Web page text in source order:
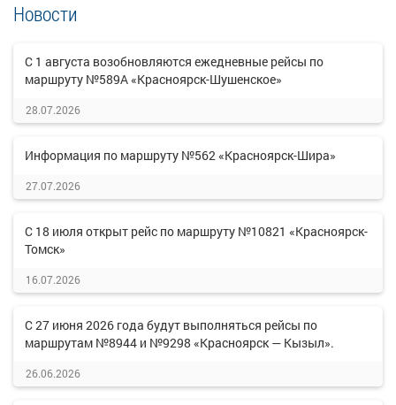
Новости
С 1 августа возобновляются ежедневные рейсы по
маршруту №589А «Красноярск-Шушенское»
28.07.2026
Информация по маршруту №562 «Красноярск-Шира»
27.07.2026
С 18 июля открыт рейс по маршруту №10821 «Красноярск-
Томск»
16.07.2026
С 27 июня 2026 года будут выполняться рейсы по
маршрутам №8944 и №9298 «Красноярск — Кызыл».
26.06.2026